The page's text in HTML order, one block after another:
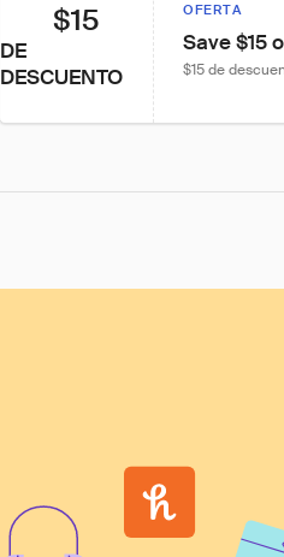
$15
DE
DESCUENTO
OFERTA
Save $15
$15 de